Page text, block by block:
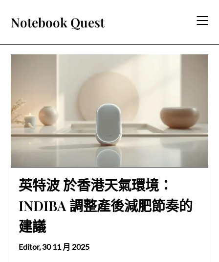
content
Notebook Quest
英特波 於香港天氣環境：
INDIBA 調整產後減肥節奏的
建議
Editor,30 11 月 2025